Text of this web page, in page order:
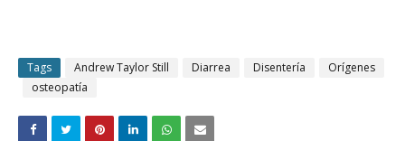
Tags Andrew Taylor Still Diarrea Disentería
Orígenes
osteopatía